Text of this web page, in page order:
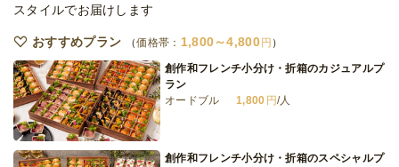
スタイルでお届けします
おすすめプラン 価格帯： 1,800～4,800円
創作和フレンチ小分け・折箱のカジュアルプ
ラン
オードブル
1,800 円/人
創作和フレンチ小分け・折箱のスペシャルプ